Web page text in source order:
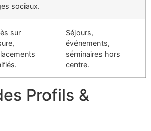
sociaux.
sur
Séjours,
événements,
séminaires hors
centre.
Profils &